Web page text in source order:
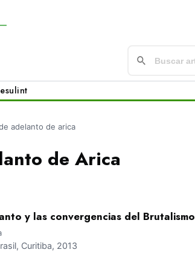
sulint
adelanto de arica
de Arica
y las convergencias del Brutalismo
Curitiba, 2013